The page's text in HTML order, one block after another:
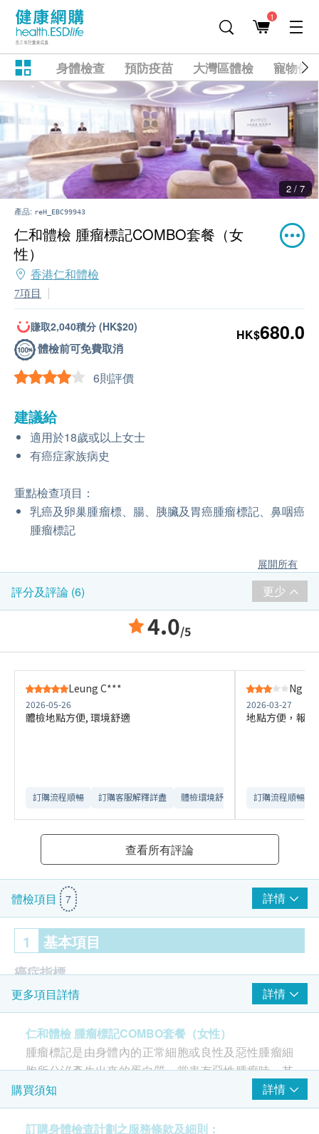
1
身體檢查 預防疫苗 大灣區體檢 寵物健
2 / 7
產品: reH_EBC99943
仁和體檢 腫瘤標記COMBO套餐（女
性）
香港仁和體檢
7項目
賺取2,040積分 (HK$20)
體檢前可免費取消
6則評價
HK$680.0
建議給
適用於18歲或以上女士
有癌症家族病史
重點檢查項目：
乳癌及卵巢腫瘤標、腸、胰臟及胃癌腫瘤標記、鼻咽癌
腫瘤標記
展開所有
評分及評論 (6) 更少
4.0/5
Leung C***
2026-05-26
體檢地點方便, 環境舒適​
訂購流程順暢 訂購客服解釋詳盡 體檢環境舒適​
Ng
2026-03-27
地點方便，報
訂購流程順暢
查看所有評論
體檢項目 7 詳情
1 基本項目
癌症指標
癌抗原 15.3 (乳房) - 只限女士
癌抗原 19.9 (胰臟)
癌抗原 72.4 (胃)
病毒抗體EBV (鼻咽癌)
甲種胎兒蛋白 (肝)
癌胚抗原 (腸癌)
更多項目詳情 詳情
仁和體檢 腫瘤標記COMBO套餐（女性）
腫瘤標記是由身體內的正常細胞或良性及惡性腫瘤細
胞所分泌產生出來的蛋白質。當患有惡性腫瘤時，其
血液或尿液中的蛋白質濃度便會異常升高。因此，腫
瘤標記篩檢是期望可於早期發現診斷及治療，藉此增
加癒後存活率。
購買須知 詳情
訂購身體檢查計劃之服務條款及細則：